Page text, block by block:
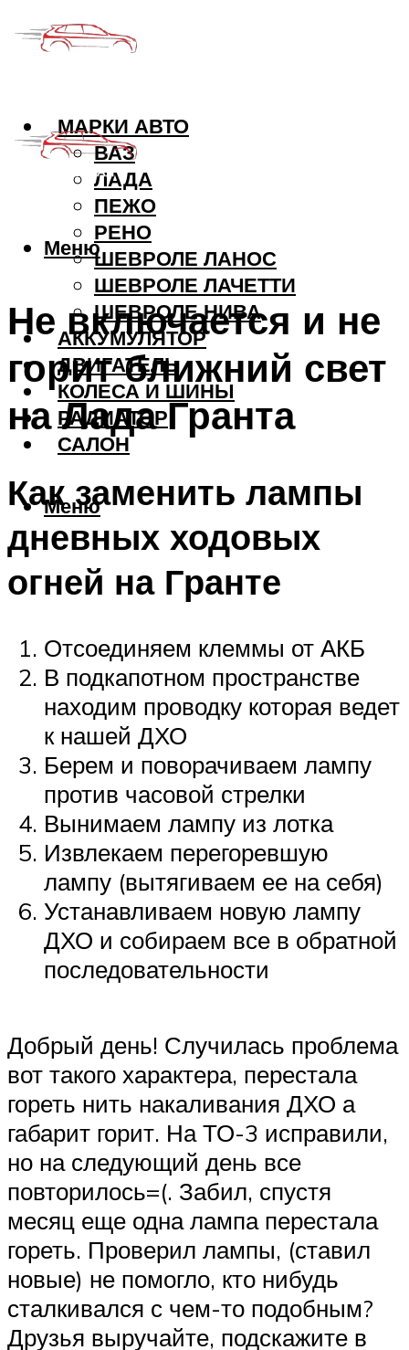
МАРКИ АВТО
ВАЗ
ЛАДА
ПЕЖО
РЕНО
ШЕВРОЛЕ ЛАНОС
ШЕВРОЛЕ ЛАЧЕТТИ
ШЕВРОЛЕ НИВА
АККУМУЛЯТОР
ДВИГАТЕЛЬ
КОЛЕСА И ШИНЫ
РАДИАТОР
САЛОН
Меню
Меню
Не включается и не
горит ближний свет
на Лада Гранта
Как заменить лампы
дневных ходовых
огней на Гранте
Отсоединяем клеммы от АКБ
В подкапотном пространстве
находим проводку которая ведет
к нашей ДХО
Берем и поворачиваем лампу
против часовой стрелки
Вынимаем лампу из лотка
Извлекаем перегоревшую
лампу (вытягиваем ее на себя)
Устанавливаем новую лампу
ДХО и собираем все в обратной
последовательности
Добрый день! Случилась проблема
вот такого характера, перестала
гореть нить накаливания ДХО а
габарит горит. На ТО-3 исправили,
но на следующий день все
повторилось=(. Забил, спустя
месяц еще одна лампа перестала
гореть. Проверил лампы, (ставил
новые) не помогло, кто нибудь
сталкивался с чем-то подобным?
Друзья выручайте, подскажите в